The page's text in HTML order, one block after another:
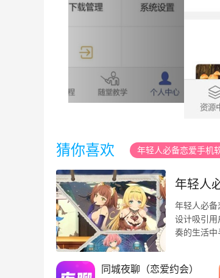
猜你喜欢 年轻人必备恋爱手机
年轻人
年轻人必备
设计吸引用
奏的生活中
同城夜聊（恋爱约会）